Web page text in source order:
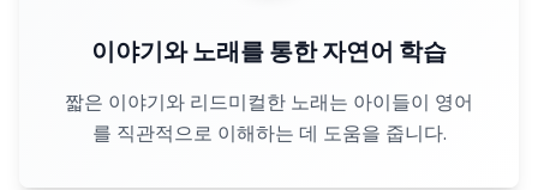
이야기와 노래를 통한 자연어 학습
짧은 이야기와 리드미컬한 노래는 아이들이 영어
를 직관적으로 이해하는 데 도움을 줍니다.